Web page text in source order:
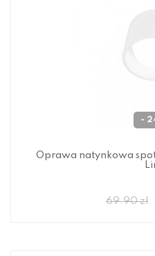
-
Oprawa natynkowa spot
69.90 zł